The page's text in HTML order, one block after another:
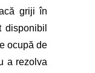
griji în
ocupă de
a rezolva